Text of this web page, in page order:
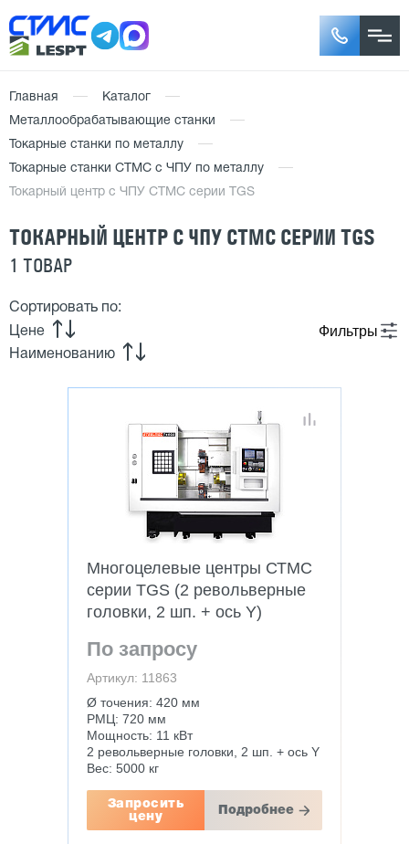
Главная
Каталог
Металлообрабатывающие станки
Токарные станки по металлу
Токарные станки СТМС с ЧПУ по металлу
Токарный центр с ЧПУ СТМС серии TGS
ТОКАРНЫЙ ЦЕНТР С ЧПУ СТМС СЕРИИ TGS
1 ТОВАР
Фильтры
Сортировать по:
Цене
Наименованию
Многоцелевые центры СТМС
серии TGS (2 револьверные
головки, 2 шп. + ось Y)
По запросу
Артикул: 11863
Ø точения: 420 мм
РМЦ: 720 мм
Мощность: 11 кВт
2 револьверные головки, 2 шп. + ось Y
Вес: 5000 кг
Запросить
цену
Подробнее